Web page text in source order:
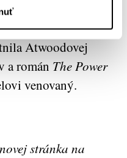
nedávno nakrútený
je to náhoda:
Atwoodovej
a román The Power
venovaný.
stránka na